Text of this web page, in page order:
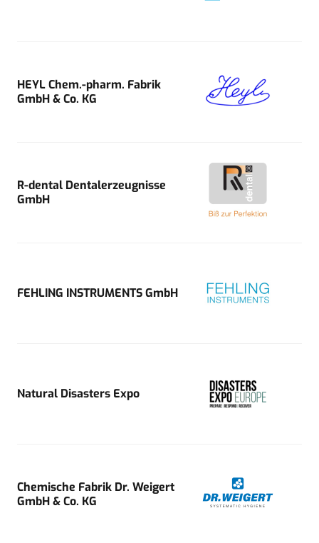
HEYL Chem.-pharm. Fabrik
GmbH & Co. KG
R-dental Dentalerzeugnisse
GmbH
FEHLING INSTRUMENTS GmbH
Natural Disasters Expo
Chemische Fabrik Dr. Weigert
GmbH & Co. KG